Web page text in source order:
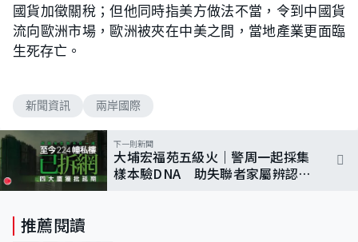
國貨加徵關稅；但他同時指美方做法不當，令到中國貨
流向歐洲市場，歐洲被夾在中美之間，當地產業更面臨
生死存亡。
新聞資訊 兩岸國際
下一則新聞
大埔宏福苑五級火｜警周一起採集
樣本驗DNA 助失聯者家屬辨認遺
推薦閱讀